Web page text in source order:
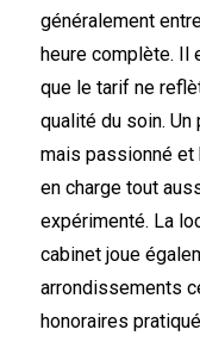
généralement
heure complète. Il
que le tarif ne
qualité du soin.
mais passionné
en charge tout
expérimenté. La
cabinet joue
arrondissements
honoraires